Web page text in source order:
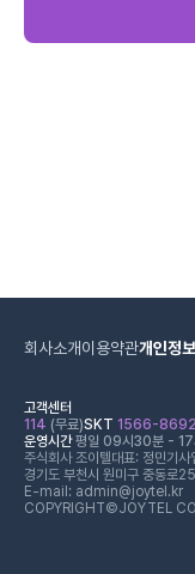
회사소개이용약관개인정
고객센터
114 (무료)SKT 1566-8692
운영시간평일 09시30분 - 17
주식회사 조이텔대표: 정민기 사
경기도 부천시 원미구 중동로
E-mail: admin@joytel.kr
COPYRIGHT©JOYTEL